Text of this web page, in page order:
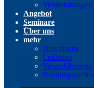
Veranstaltungen
Angebot
Seminare
Über uns
mehr
Downloads
Leitlinien
Veranstaltungen
Beratungstreffen